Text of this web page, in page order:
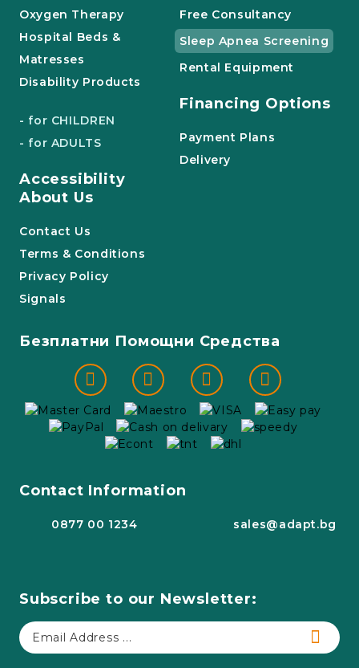
Oxygen Therapy
Hospital Beds &
Matresses
Disability Products
- for CHILDREN
- for ADULTS
Accessibility
Free Consultancy
Sleep Apnea Screening
Rental Equipment
Financing Options
Payment Plans
Delivery
About Us
Contact Us
Terms & Conditions
Privacy Policy
Signals
Безплатни Помощни Средства
Contact Information
0877 00 1234 sales@adapt.bg
Subscribe to our Newsletter: